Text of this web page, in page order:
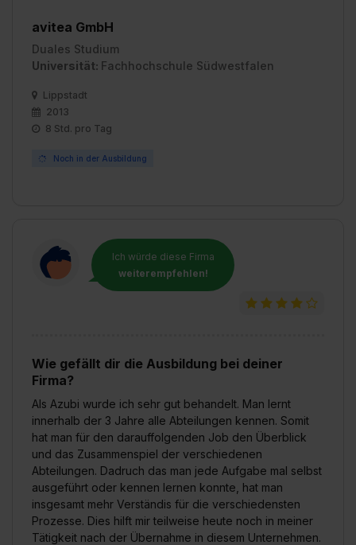
avitea GmbH
Duales Studium
Universität: Fachhochschule Südwestfalen
Lippstadt
2013
8 Std. pro Tag
Noch in der Ausbildung
Ich würde diese Firma
weiterempfehlen!
Wie gefällt dir die Ausbildung bei deiner
Firma?
Als Azubi wurde ich sehr gut behandelt. Man lernt
innerhalb der 3 Jahre alle Abteilungen kennen. Somit
hat man für den darauffolgenden Job den Überblick
und das Zusammenspiel der verschiedenen
Abteilungen. Dadruch das man jede Aufgabe mal selbst
ausgeführt oder kennen lernen konnte, hat man
insgesamt mehr Verständis für die verschiedensten
Prozesse. Dies hilft mir teilweise heute noch in meiner
Tätigkeit nach der Übernahme in diesem Unternehmen.